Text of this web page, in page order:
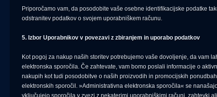
Priporočamo vam, da posodobite vaše osebne identifikacijske podatke
odstranitev podatkov o svojem uporabniškem računu.
5. Izbor Uporabnikov v povezavi z zbiranjem in uporabo podatkov
Kot pogoj za nakup naših storitev potrebujemo vaše dovoljenje, da vam
elektronska sporočila. Če zahtevate, vam bomo poslali informacije o
nakupih kot tudi posodobitve o naših proizvodih in promocijskih
elektronskih sporočil. »Administrativna elektronska sporočila« se
vključujejo sporočila v zvezi z nekaterimi uporabniškimi računi, zahtevki